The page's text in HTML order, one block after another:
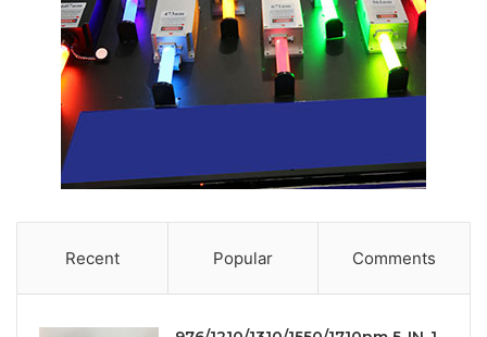
Recent Popular Comments